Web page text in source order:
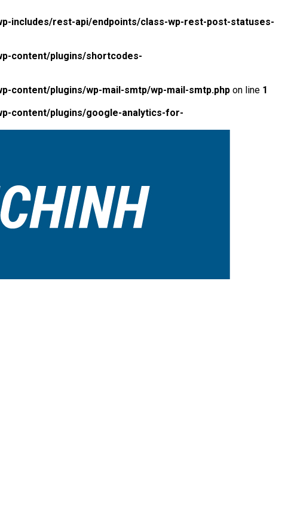
includes/rest-api/endpoints/class-wp-rest-post-statuses-
content/plugins/shortcodes-
content/plugins/wp-mail-smtp/wp-mail-smtp.php on line 1
content/plugins/google-analytics-for-